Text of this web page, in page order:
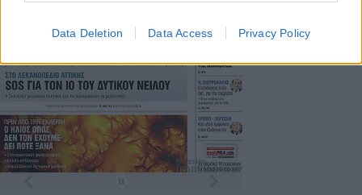
Data Deletion Data Access Privacy Policy